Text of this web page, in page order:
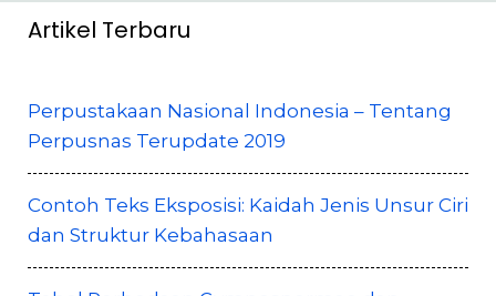
Artikel Terbaru
Perpustakaan Nasional Indonesia – Tentang
Perpusnas Terupdate 2019
Contoh Teks Eksposisi: Kaidah Jenis Unsur Ciri
dan Struktur Kebahasaan